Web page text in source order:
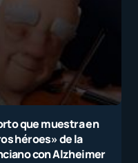
que muestra en
héroes» de la
con Alzheimer